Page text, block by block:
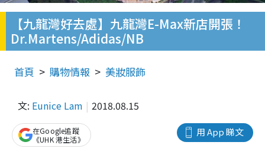
【九龍灣好去處】九龍灣E-Max新店開張！
Dr.Martens/Adidas/NB
首頁 購物情報 美妝服飾
文: Eunice Lam 2018.08.15
用 App 睇文
在Google追蹤
《UHK 港生活》